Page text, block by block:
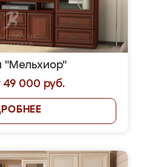
"Мельхиор"
49 000 руб.